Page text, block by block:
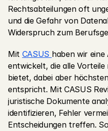
Rechtsabteilungen oft
und die Gefahr von
Widerspruch zum
Mit CASUS haben wir
entwickelt, die alle
bietet, dabei aber
entspricht. Mit CASUS
juristische Dokumente
identifizieren, Fehler
Entscheidungen treffen.